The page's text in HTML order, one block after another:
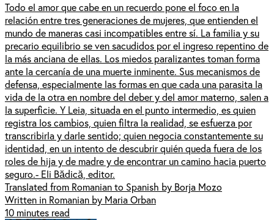
Todo el amor que cabe en un recuerdo pone el foco en la
relación entre tres generaciones de mujeres, que entienden el
mundo de maneras casi incompatibles entre sí. La familia y su
precario equilibrio se ven sacudidos por el ingreso repentino de
la más anciana de ellas. Los miedos paralizantes toman forma
ante la cercanía de una muerte inminente. Sus mecanismos de
defensa, especialmente las formas en que cada una parasita la
vida de la otra en nombre del deber y del amor materno, salen a
la superficie. Y Leia, situada en el punto intermedio, es quien
registra los cambios, quien filtra la realidad, se esfuerza por
transcribirla y darle sentido; quien negocia constantemente su
identidad, en un intento de descubrir quién queda fuera de los
roles de hija y de madre y de encontrar un camino hacia puerto
seguro.- Eli Bădică, editor.
Translated from Romanian to Spanish by Borja Mozo
Written in Romanian by Maria Orban
10 minutes read